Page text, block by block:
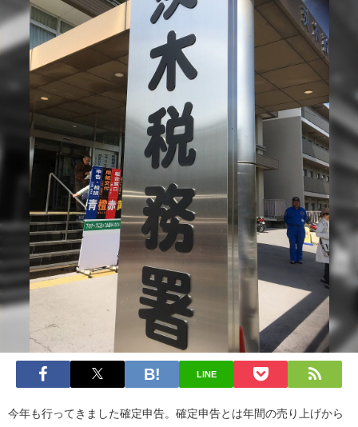
LINE
今年も行ってきました確定申告。確定申告とは年間の売り上げから